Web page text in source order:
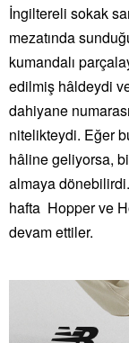
İngiltereli sokak
mezatında
kumandalı
edilmiş hâldeydi
dahiyane
nitelikteydi. Eğer
hâline geliyorsa,
almaya
hafta Hopper ve
devam ettiler.